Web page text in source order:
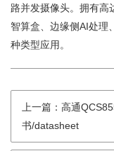
路并发摄像头。拥有高
智算盒、边缘侧AI处理
种类型应用。
上一篇：高通
书/datasheet